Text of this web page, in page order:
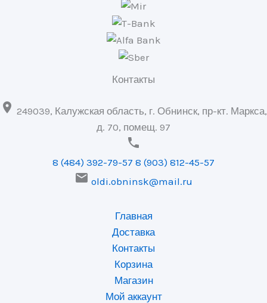
Контакты
 249039, Калужская область, г. Обнинск, пр-кт. Маркса,
д. 70, помещ. 97

8 (484) 392-79-57 8 (903) 812-45-57
 oldi.obninsk@mail.ru
Главная
Доставка
Контакты
Корзина
Магазин
Мой аккаунт